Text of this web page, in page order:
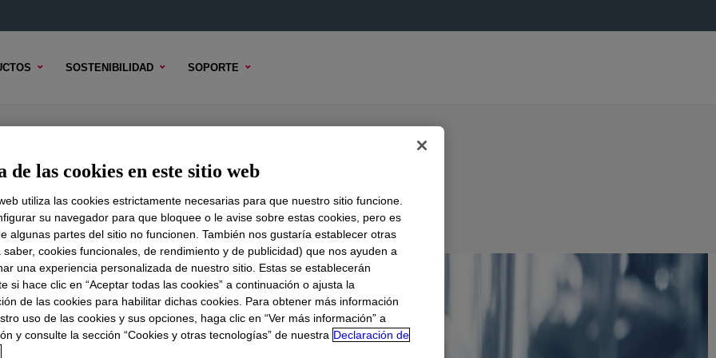
SOSTENIBILIDAD SOPORTE
Modifier
TÉCNICO OPCIONES DE MUESTRA OPCIONES DE COMPRA
de las cookies en este sitio web
utiliza las cookies estrictamente necesarias para que nuestro sitio funcione.
su navegador para que bloquee o le avise sobre estas cookies, pero es
algunas partes del sitio no funcionen. También nos gustaría establecer otras
saber, cookies funcionales, de rendimiento y de publicidad) que nos ayuden a
una experiencia personalizada de nuestro sitio. Estas se establecerán
si hace clic en “Aceptar todas las cookies” a continuación o ajusta la
de las cookies para habilitar dichas cookies. Para obtener más información
uso de las cookies y sus opciones, haga clic en “Ver más información” a
y consulte la sección “Cookies y otras tecnologías” de nuestra Declaración de